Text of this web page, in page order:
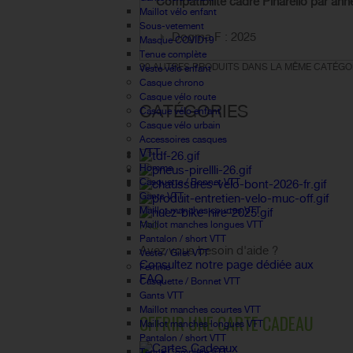
Maillot vélo enfant
Sous-vetement
Masque COVID19
Tenue complète
Veste vélo enfant
Casque chrono
Casque vélo route
Casque vélo enfant
Casque vélo urbain
Accessoires casques
VTT
Homme
Casquette / Bonnet VTT
Gants VTT
Maillot manches courtes VTT
Maillot manches longues VTT
Pantalon / short VTT
Veste / Gilet VTT
Femme
Casquette / Bonnet VTT
Gants VTT
Maillot manches courtes VTT
Maillot manches longues VTT
Pantalon / short VTT
Dogma F : 2025
30 AUTRES PRODUITS DANS LA MÊME
CATÉGORIES
FAQ
Avez vous besoin d'aide ?
Consultez notre page dédiée aux
FAQ.
OFFRIR UNE CARTE CADEAU